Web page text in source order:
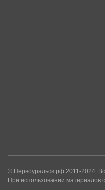
© Первоуральск.рф 2011-2024.
При использовании материалов